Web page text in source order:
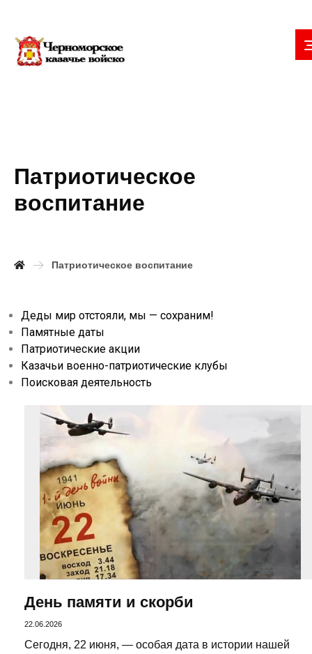
Патриотическое
воспитание
Патриотическое воспитание
Деды мир отстояли, мы — сохраним!
Памятные даты
Патриотические акции
Казачьи военно-патриотические клубы
Поисковая деятельность
День памяти и скорби
22.06.2026
Сегодня, 22 июня, — особая дата в истории нашей